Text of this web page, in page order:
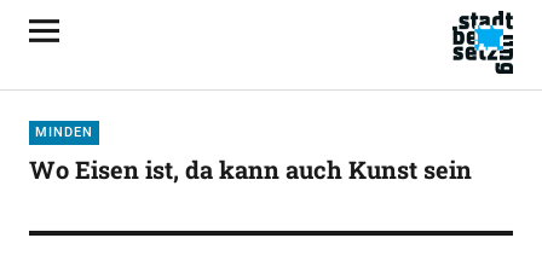
MINDEN
Wo Eisen ist, da kann auch Kunst sein